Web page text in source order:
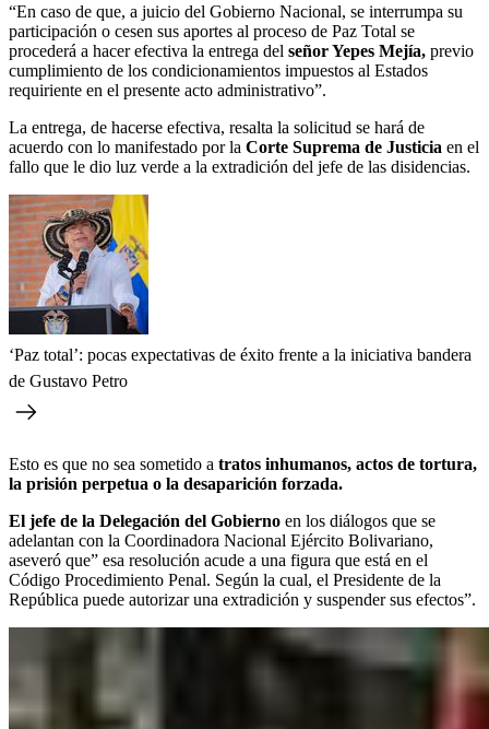
“En caso de que, a juicio del Gobierno Nacional, se interrumpa su
participación o cesen sus aportes al proceso de Paz Total se
procederá a hacer efectiva la entrega del señor Yepes Mejía, previo
cumplimiento de los condicionamientos impuestos al Estados
requiriente en el presente acto administrativo”.
La entrega, de hacerse efectiva, resalta la solicitud se hará de
acuerdo con lo manifestado por la Corte Suprema de Justicia en el
fallo que le dio luz verde a la extradición del jefe de las disidencias.
‘Paz total’: pocas expectativas de éxito frente a la iniciativa bandera
de Gustavo Petro
Esto es que no sea sometido a tratos inhumanos, actos de tortura,
la prisión perpetua o la desaparición forzada.
El jefe de la Delegación del Gobierno en los diálogos que se
adelantan con la Coordinadora Nacional Ejército Bolivariano,
aseveró que” esa resolución acude a una figura que está en el
Código Procedimiento Penal. Según la cual, el Presidente de la
República puede autorizar una extradición y suspender sus efectos”.